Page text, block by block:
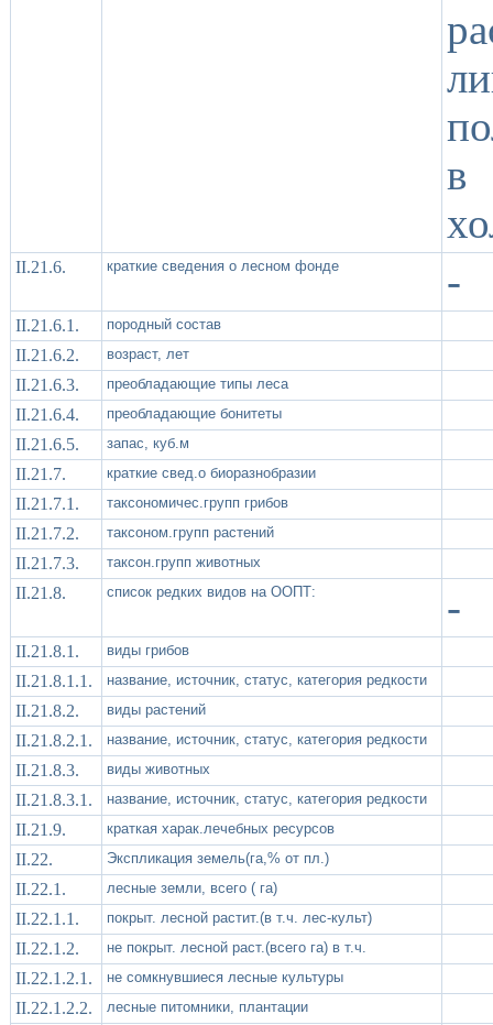
в
II.21.6. краткие сведения о лесном фонде -
II.21.6.1. породный состав
II.21.6.2. возраст, лет
II.21.6.3. преобладающие типы леса
II.21.6.4. преобладающие бонитеты
II.21.6.5. запас, куб.м
II.21.7. краткие свед.о биоразнобразии
II.21.7.1. таксономичес.групп грибов
II.21.7.2. таксоном.групп растений
II.21.7.3. таксон.групп животных
II.21.8. список редких видов на ООПТ: -
II.21.8.1. виды грибов
II.21.8.1.1. название, источник, статус, категория редкости
II.21.8.2. виды растений
II.21.8.2.1. название, источник, статус, категория редкости
II.21.8.3. виды животных
II.21.8.3.1. название, источник, статус, категория редкости
II.21.9. краткая харак.лечебных ресурсов
II.22. Экспликация земель(га,% от пл.)
II.22.1. лесные земли, всего ( га)
II.22.1.1. покрыт. лесной растит.(в т.ч. лес-культ)
II.22.1.2. не покрыт. лесной раст.(всего га) в т.ч.
II.22.1.2.1. не сомкнувшиеся лесные культуры
II.22.1.2.2. лесные питомники, плантации